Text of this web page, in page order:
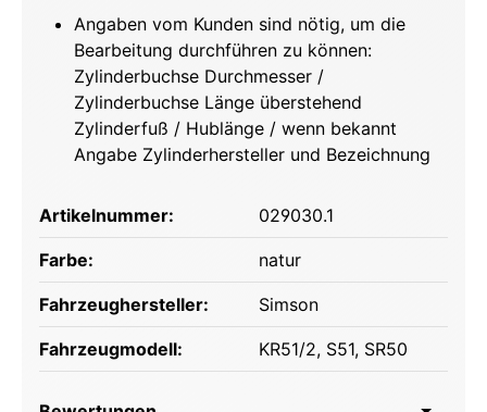
Angaben vom Kunden sind nötig, um die
Bearbeitung durchführen zu können:
Zylinderbuchse Durchmesser /
Zylinderbuchse Länge überstehend
Zylinderfuß / Hublänge / wenn bekannt
Angabe Zylinderhersteller und Bezeichnung
Artikelnummer: 029030.1
Farbe: natur
Fahrzeughersteller: Simson
Fahrzeugmodell: KR51/2, S51, SR50